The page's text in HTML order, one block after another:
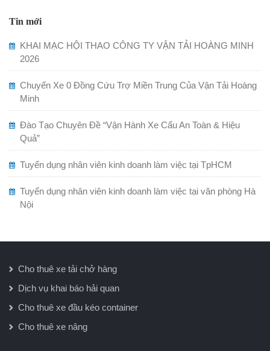
Tin mới
KHAI MẠC HỘI THAO CÔNG TY VẬN TẢI HOÀNG MINH
2026
Chuyến Xe 0 Đồng Cứu Trợ Miền Trung Của Vận Tải Hoàng
Minh
Đào Tạo Chuyên Đề “Vận Hành Xe Cẩu An Toàn & Hiệu
Quả”
Tuyển dụng nhân viên kinh doanh làm việc tại TpHCM
Tuyển dụng nhân viên kinh doanh làm việc tại văn phòng Hà
Nội
Cho thuê xe tải chở hàng
Dịch vụ khai báo hải quan
Cho thuê xe đầu kéo container
Cho thuê xe nâng